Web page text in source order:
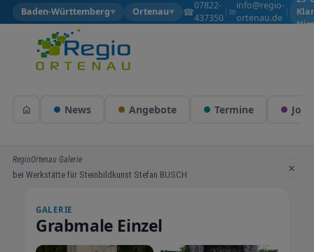
Baden-Württemberg▼ Ortenau▼ ☎07822-
437350
| ✉info@regio-
ortenau.de
|
News Angebote Termine Jobs
RegioOrtenau Galerie
bei Werkstätte für Steinbildkunst Stefan BUSCH ×
GALERIE
Grabmale Einzel